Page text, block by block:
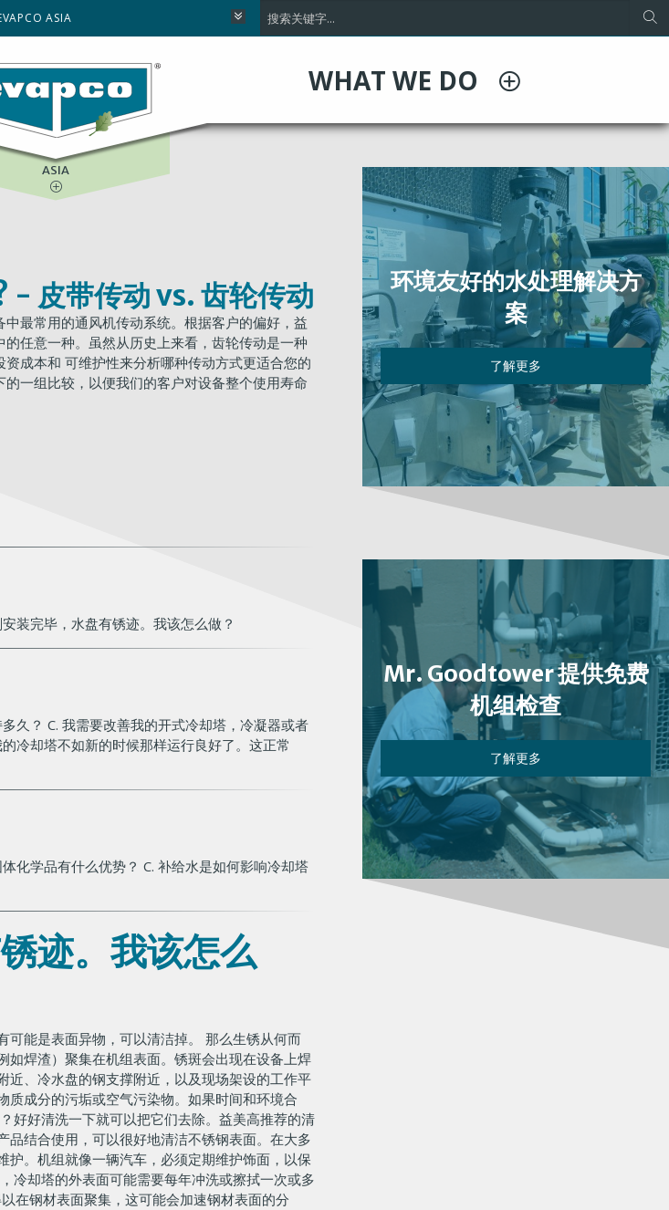
ASIA
WHAT WE DO
EUROPE
AMERICA
SOUTH AFRICA
ASIA
- 皮带传动 vs. 齿轮传动
最常用的通风机传动系统。根据客户的偏好，益
任意一种。虽然从历史上来看，齿轮传动是一种
成本和 可维护性来分析哪种传动方式更适合您的
一组比较，以便我们的客户对设备整个使用寿命
装完毕，水盘有锈迹。我该怎么做？
久？ C. 我需要改善我的开式冷却塔，冷凝器或者
冷却塔不如新的时候那样运行良好了。这正常
化学品有什么优势？ C. 补给水是如何影响冷却塔
迹。我该怎么
能是表面异物，可以清洁掉。 那么生锈从何而
焊渣）聚集在机组表面。锈斑会出现在设备上焊
、冷水盘的钢支撑附近，以及现场架设的工作平
成分的污垢或空气污染物。如果时间和环境合
好好清洗一下就可以把它们去除。益美高推荐的清
品结合使用，可以很好地清洁不锈钢表面。在大多
。机组就像一辆汽车，必须定期维护饰面，以保
冷却塔的外表面可能需要每年冲洗或擦拭一次或多
在钢材表面聚集，这可能会加速钢材表面的分
环境友好的水处理解决方
案
了解更多
Mr. Goodtower 提供免费
机组检查
了解更多